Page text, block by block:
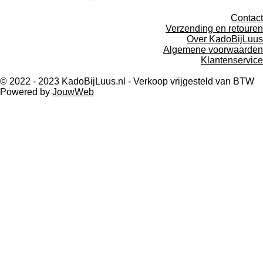
Contact
Verzending en retouren
Over KadoBijLuus
Algemene voorwaarden
Klantenservice
© 2022 - 2023 KadoBijLuus.nl - Verkoop vrijgesteld van BTW
Powered by JouwWeb